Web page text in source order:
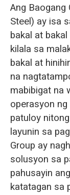
Ang
Steel) ay isa
bakal at
kilala sa
bakal at
na
mabibigat na
operasyon
patuloy
layunin sa
Group ay
solusyon sa
pahusayin
katatagan sa